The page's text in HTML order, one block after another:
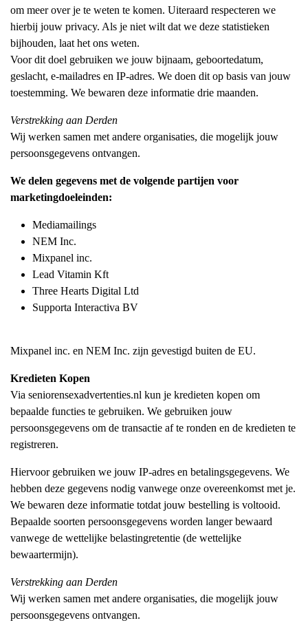
om meer over je te weten te komen. Uiteraard respecteren we
hierbij jouw privacy. Als je niet wilt dat we deze statistieken
bijhouden, laat het ons weten.
Voor dit doel gebruiken we jouw bijnaam, geboortedatum,
geslacht, e-mailadres en IP-adres. We doen dit op basis van jouw
toestemming. We bewaren deze informatie drie maanden.
Verstrekking aan Derden
Wij werken samen met andere organisaties, die mogelijk jouw
persoonsgegevens ontvangen.
We delen gegevens met de volgende partijen voor
marketingdoeleinden:
Mediamailings
NEM Inc.
Mixpanel inc.
Lead Vitamin Kft
Three Hearts Digital Ltd
Supporta Interactiva BV
Mixpanel inc. en NEM Inc. zijn gevestigd buiten de EU.
Kredieten Kopen
Via seniorensexadvertenties.nl kun je kredieten kopen om
bepaalde functies te gebruiken. We gebruiken jouw
persoonsgegevens om de transactie af te ronden en de kredieten te
registreren.
Hiervoor gebruiken we jouw IP-adres en betalingsgegevens. We
hebben deze gegevens nodig vanwege onze overeenkomst met je.
We bewaren deze informatie totdat jouw bestelling is voltooid.
Bepaalde soorten persoonsgegevens worden langer bewaard
vanwege de wettelijke belastingretentie (de wettelijke
bewaartermijn).
Verstrekking aan Derden
Wij werken samen met andere organisaties, die mogelijk jouw
persoonsgegevens ontvangen.